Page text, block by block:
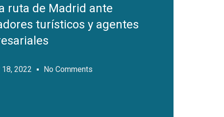
ruta de Madrid ante
turísticos y agentes
2022 No Comments